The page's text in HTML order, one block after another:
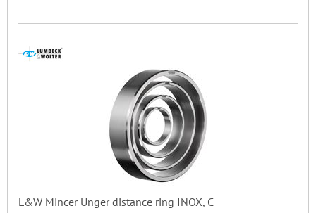
L&W Mincer Unger distance ring INOX, C